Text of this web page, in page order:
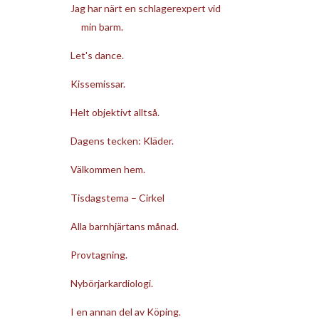
Jag har närt en schlagerexpert vid
min barm.
Let's dance.
Kissemissar.
Helt objektivt alltså.
Dagens tecken: Kläder.
Välkommen hem.
Tisdagstema – Cirkel
Alla barnhjärtans månad.
Provtagning.
Nybörjarkardiologi.
I en annan del av Köping.